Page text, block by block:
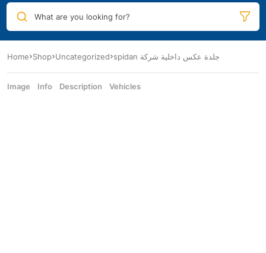
What are you looking for?
Home Shop Uncategorized spidan جلدة عكس داخلية شركة
Image Info Description Vehicles